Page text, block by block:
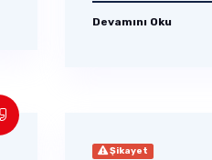
Devamını Oku
Şikayet